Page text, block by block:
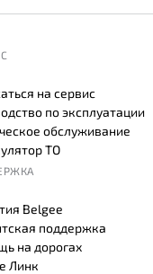
на сервис
по эксплуатации
обслуживание
ТО
Belgee
поддержка
на дорогах
Линк